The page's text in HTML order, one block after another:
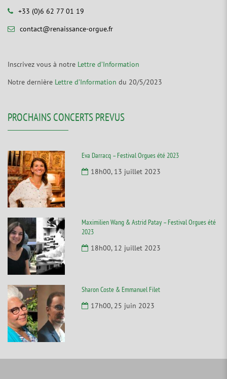
+33 (0)6 62 77 01 19
contact@renaissance-orgue.fr
Inscrivez vous à notre Lettre d’Information
Notre dernière Lettre d’Information du 20/5/2023
PROCHAINS CONCERTS PREVUS
Eva Darracq – Festival Orgues été 2023
18h00, 13 juillet 2023
Maximilien Wang & Astrid Patay – Festival Orgues été
2023
18h00, 12 juillet 2023
Sharon Coste & Emmanuel Filet
17h00, 25 juin 2023